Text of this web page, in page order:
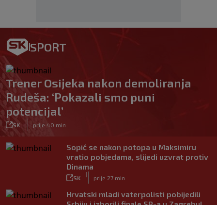
SPORT
Trener Osijeka nakon demoliranja
Rudeša: ‘Pokazali smo puni
potencijal’
SK
|
prije 40 min
Sopić se nakon potopa u Maksimiru
vratio pobjedama, slijedi uzvrat protiv
Dinama
SK
|
prije 27 min
Hrvatski mladi vaterpolisti pobijedili